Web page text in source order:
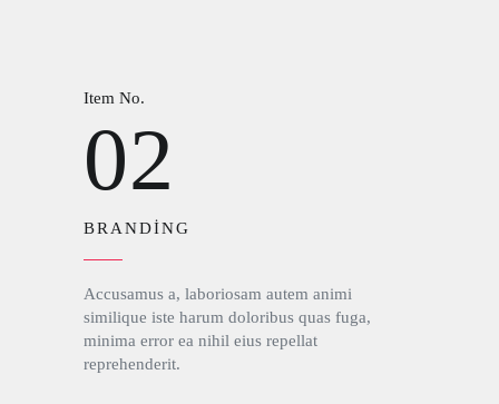
Item No.
02
BRANDING
Accusamus a, laboriosam autem animi
similique iste harum doloribus quas fuga,
minima error ea nihil eius repellat
reprehenderit.